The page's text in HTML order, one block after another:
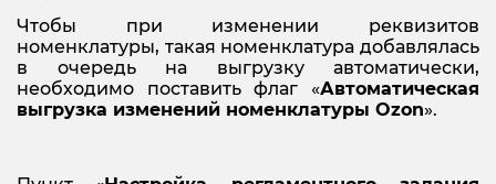
Чтобы при изменении реквизитов
номенклатуры, такая номенклатура добавлялась
в очередь на выгрузку автоматически,
необходимо поставить флаг «Автоматическая
выгрузка изменений номенклатуры Ozon».